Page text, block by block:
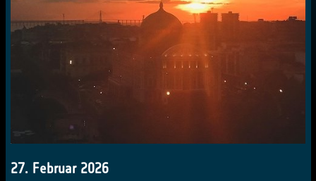
27. Februar 2026